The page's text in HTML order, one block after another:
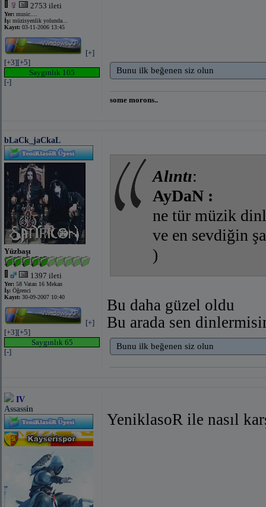
2753 ileti
Yer: music....
İş: müzisyenlik yolunda...
Kayıt: 03-11-2006 13:45
[+]
[+3][+5]
Saygınlık 105
[-]
Bunu ilk beğenen siz olun
some morons..
bLaCk_jaCkaL
Yüzbaşı
1397 ileti
Yer: 58 Vatan 16 Mekan
İş: Öğrenci
Kayıt: 30-09-2007 10:40
[+]
[+3][+5]
Saygınlık 65
[-]
Alıntı:
AyDaN :
ne tür müzik
ve en sevdiğin
)
Bu daha güzel oldu
Bu arada sen
Bunu ilk beğenen siz olun
IV
Assassin
YeniklasoR ile nasıl